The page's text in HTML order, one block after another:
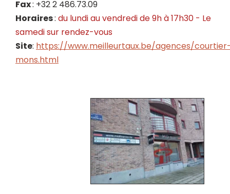
Fax: +32 2 486.73.09
Horaires: du lundi au vendredi de 9h à 17h30 - Le
samedisur rendez-vous
Site: https://www.meilleurtaux.be/agences/
mons.html